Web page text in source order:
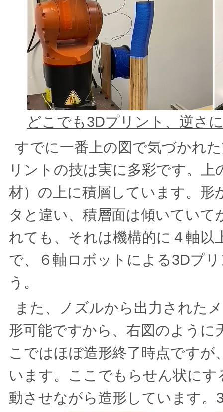
どこでも3Dプリント、逆さ
すでに一番上の図で気づかれ
リントの技は実に多彩です。
材）の上に積層しています。形
タと違い、積層面は傾いてい
れても、それは機構的に４軸以
で、６軸ロボットによる3Dプ
う。
また、ノズルから出力された
形可能ですから、右図のよう
こではほぼ造形終了時点です
います。ここでもらせん状に
動させながら造形しています